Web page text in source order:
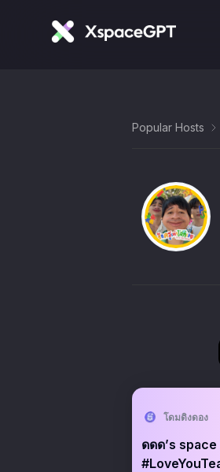
Popular Hosts
โดมดิงดอง
ดดด’s space |